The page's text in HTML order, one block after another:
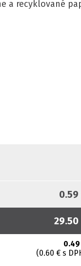
a recyklované
0.59
29.50
(0.60 € s